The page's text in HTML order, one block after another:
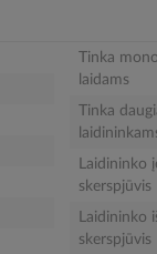
Tinka
laidams
Tinka
Laidininko
skerspjūvis
Laidininko
skerspjūvis